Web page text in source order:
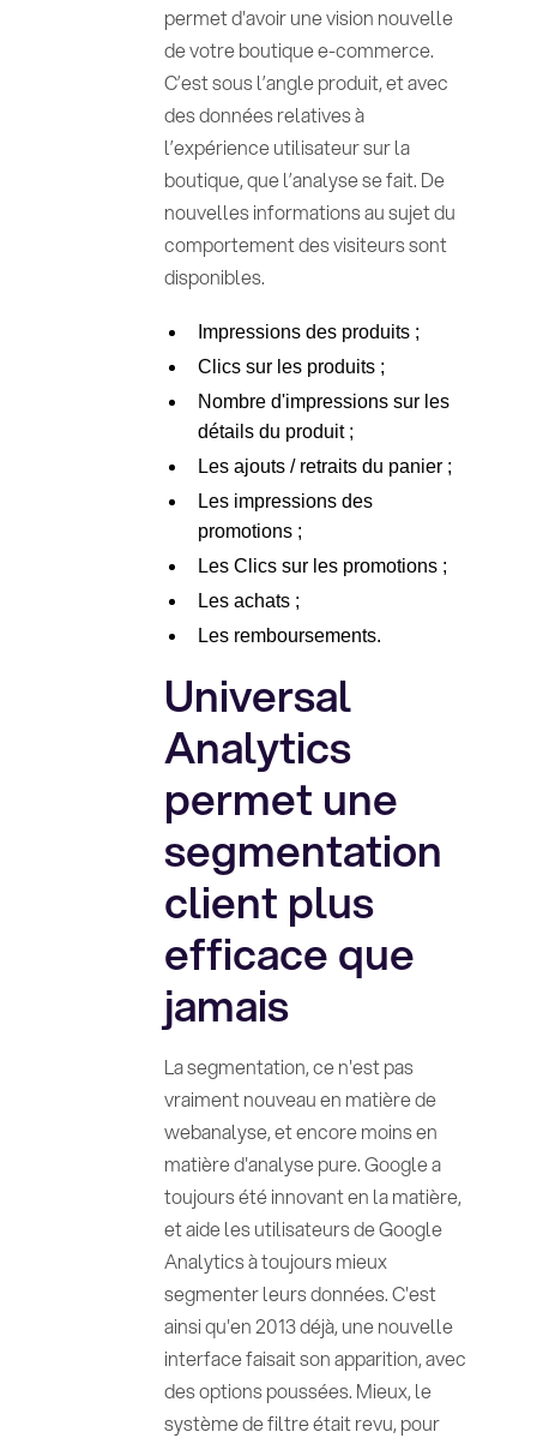
permet d'avoir une vision nouvelle
de votre boutique e-commerce.
C’est sous l’angle produit, et avec
des données relatives à
l’expérience utilisateur sur la
boutique, que l’analyse se fait. De
nouvelles informations au sujet du
comportement des visiteurs sont
disponibles.
Impressions des produits ;
Clics sur les produits ;
Nombre d'impressions sur les
détails du produit ;
Les ajouts / retraits du panier ;
Les impressions des
promotions ;
Les Clics sur les promotions ;
Les achats ;
Les remboursements.
Universal
Analytics
permet une
segmentation
client plus
efficace que
jamais
La segmentation, ce n'est pas
vraiment nouveau en matière de
webanalyse, et encore moins en
matière d'analyse pure. Google a
toujours été innovant en la matière,
et aide les utilisateurs de Google
Analytics à toujours mieux
segmenter leurs données. C'est
ainsi qu'en 2013 déjà, une nouvelle
interface faisait son apparition, avec
des options poussées. Mieux, le
système de filtre était revu, pour